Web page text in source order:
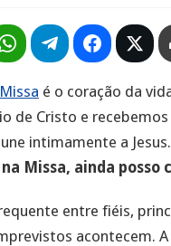
é o coração da
de Cristo e
intimamente a
Missa, ainda posso
entre fiéis,
acontecem.